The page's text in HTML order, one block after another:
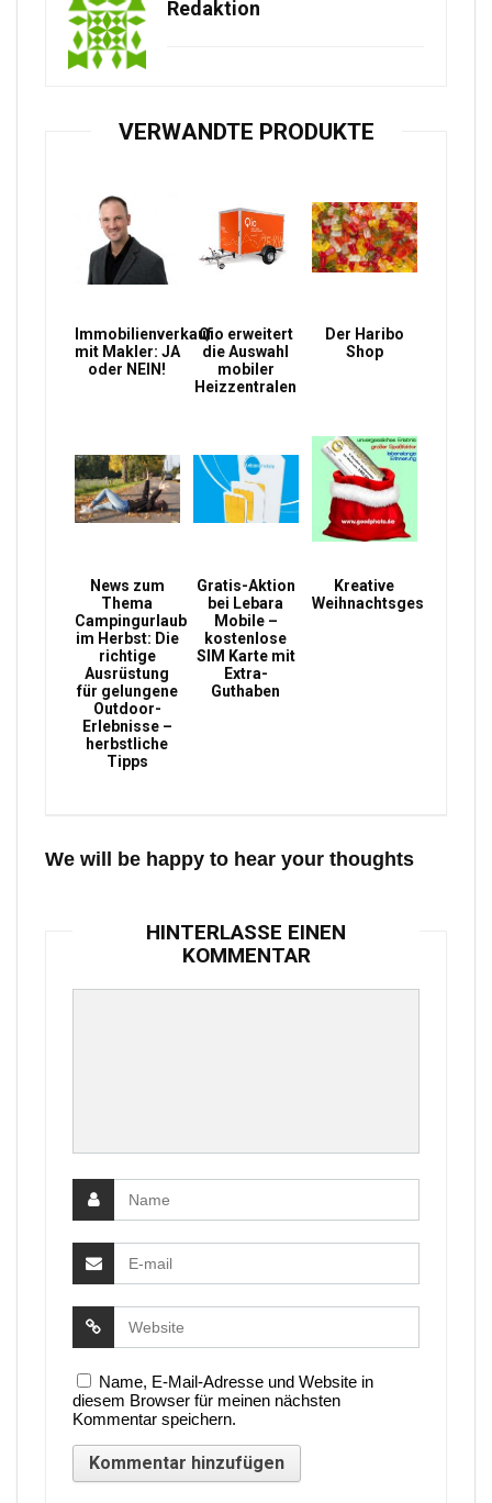
Redaktion
VERWANDTE PRODUKTE
Immobilienverkauf
mit Makler: JA
oder NEIN!
Qio erweitert
die Auswahl
mobiler
Heizzentralen
Der Haribo
Shop
News zum
Thema
Campingurlaub
im Herbst: Die
richtige
Ausrüstung
für gelungene
Outdoor-
Erlebnisse –
herbstliche
Tipps
Gratis-Aktion
bei Lebara
Mobile –
kostenlose
SIM Karte mit
Extra-
Guthaben
Kreative
Weihnachtsgeschenke
We will be happy to hear your thoughts
HINTERLASSE EINEN
KOMMENTAR
Name, E-Mail-Adresse und Website in
diesem Browser für meinen nächsten
Kommentar speichern.